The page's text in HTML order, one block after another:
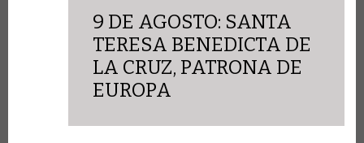
9 DE AGOSTO: SANTA
TERESA BENEDICTA DE
LA CRUZ, PATRONA DE
EUROPA